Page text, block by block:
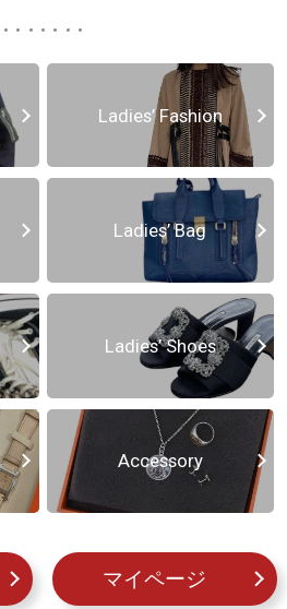
Ladies’ Fashion
Ladies’ Bag
Ladies’ Shoes
Accessory
マイページ